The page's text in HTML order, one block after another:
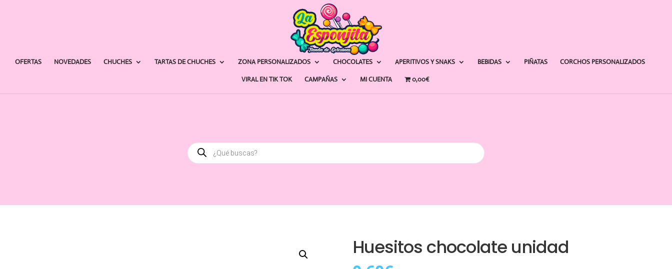
OFERTAS NOVEDADES CHUCHES TARTAS DE CHUCHES ZONA PERSONALIZADOS CHOCOLATES APERITIVOS Y SNAKS BEBIDAS PIÑATAS CORCHOS PERSONALIZADOS
VIRAL EN TIK TOK CAMPAÑAS MI CUENTA 0,00€
Búsqueda
de
productos
Huesitos chocolate unidad